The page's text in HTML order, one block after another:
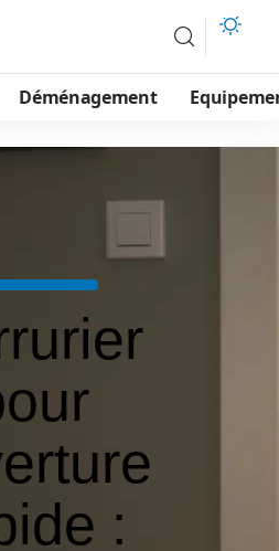
Déménagement
: